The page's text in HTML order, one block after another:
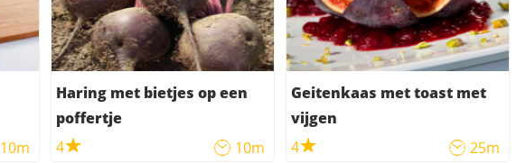
10m
Haring met bietjes op een
poffertje
4
10m
Geitenkaas met toast met
vijgen
4
25m